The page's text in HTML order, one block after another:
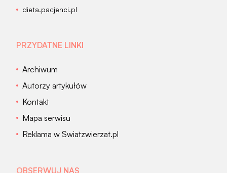
dieta.pacjenci.pl
PRZYDATNE LINKI
Archiwum
Autorzy artykułów
Kontakt
Mapa serwisu
Reklama w Swiatzwierzat.pl
OBSERWUJ NAS